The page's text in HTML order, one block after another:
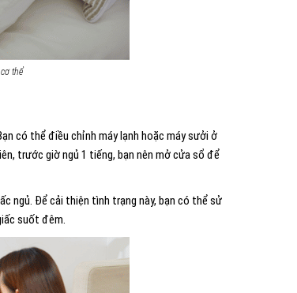
thể
có thể điều chỉnh máy lạnh hoặc máy sưởi ở
trước giờ ngủ 1 tiếng, bạn nên mở cửa sổ để
ngủ. Để cải thiện tình trạng này, bạn có thể sử
suốt đêm.